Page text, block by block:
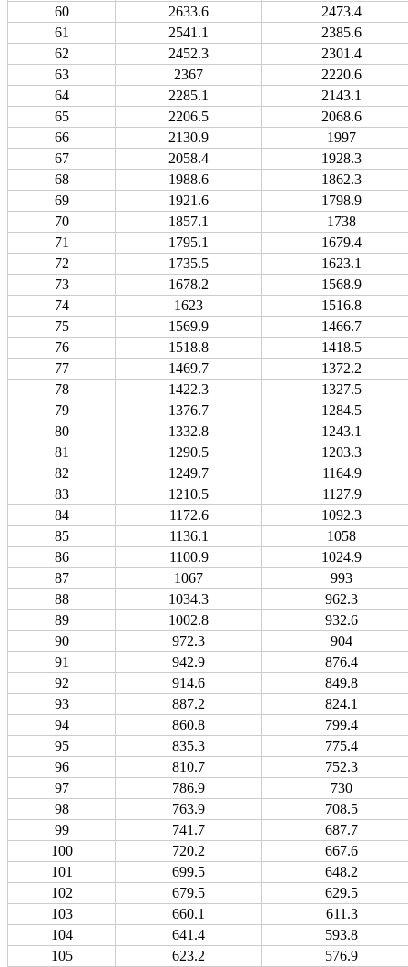
60
2633.6
2473.4
61
2541.1
2385.6
62
2452.3
2301.4
63
2367
2220.6
64
2285.1
2143.1
65
2206.5
2068.6
66
2130.9
1997
67
2058.4
1928.3
68
1988.6
1862.3
69
1921.6
1798.9
70
1857.1
1738
71
1795.1
1679.4
72
1735.5
1623.1
73
1678.2
1568.9
74
1623
1516.8
75
1569.9
1466.7
76
1518.8
1418.5
77
1469.7
1372.2
78
1422.3
1327.5
79
1376.7
1284.5
80
1332.8
1243.1
81
1290.5
1203.3
82
1249.7
1164.9
83
1210.5
1127.9
84
1172.6
1092.3
85
1136.1
1058
86
1100.9
1024.9
87
1067
993
88
1034.3
962.3
89
1002.8
932.6
90
972.3
904
91
942.9
876.4
92
914.6
849.8
93
887.2
824.1
94
860.8
799.4
95
835.3
775.4
96
810.7
752.3
97
786.9
730
98
763.9
708.5
99
741.7
687.7
100
720.2
667.6
101
699.5
648.2
102
679.5
629.5
103
660.1
611.3
104
641.4
593.8
105
623.2 576.9